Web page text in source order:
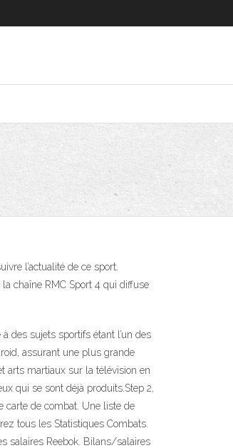
l’actualité de ce sport.
chaîne RMC Sport 4 qui diffuse
des sujets sportifs étant l’un des
assurant une plus grande
arts martiaux sur la télévision en
qui se sont déjà produits.Step 2,
carte de combat. Une liste de
tous les Statistiques Combats.
salaires Reebok. Bilans/salaires